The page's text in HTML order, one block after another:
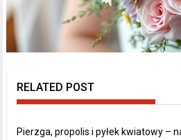
RELATED POST
Pierzga, propolis i pyłek kwiatowy –